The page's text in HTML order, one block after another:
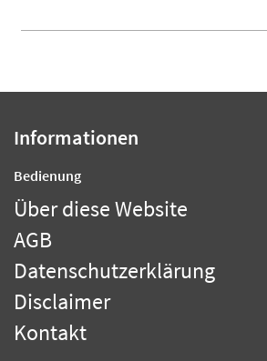
Informationen
Bedienung
Über diese Website
AGB
Datenschutzerklärung
Disclaimer
Kontakt